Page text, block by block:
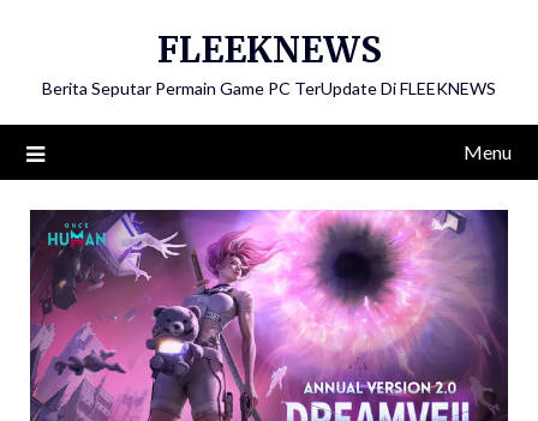
FLEEKNEWS
Berita Seputar Permain Game PC TerUpdate Di FLEEKNEWS
Menu